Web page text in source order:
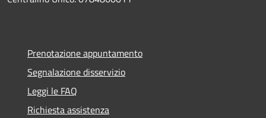
Prenotazione appuntamento
Segnalazione disservizio
Leggi le FAQ
Richiesta assistenza